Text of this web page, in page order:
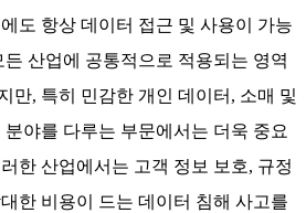
도 항상 데이터 접근 및 사용이 가능
산업에 공통적으로 적용되는 영역
만, 특히 민감한 개인 데이터, 소매 및
야를 다루는 부문에서는 더욱 중요
한 산업에서는 고객 정보 보호, 규정
한 비용이 드는 데이터 침해 사고를